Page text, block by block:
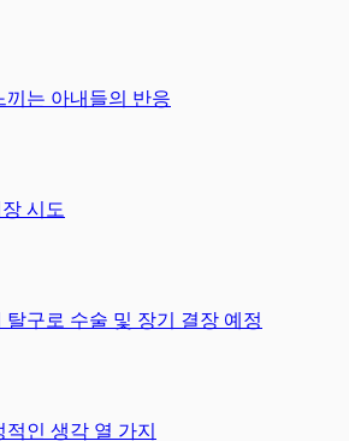
끼는 아내들의 반응
시도
구로 수술 및 장기 결장 예정
인 생각 열 가지